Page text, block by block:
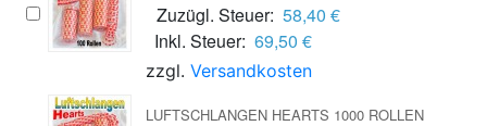
Zuzügl. Steuer: 58,40 €
Inkl. Steuer: 69,50 €
zzgl. Versandkosten
LUFTSCHLANGEN HEARTS 1000 ROLLEN